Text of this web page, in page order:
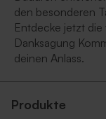
den besonderen
Entdecke jetzt
Danksagung
deinen Anlass.
Produkte